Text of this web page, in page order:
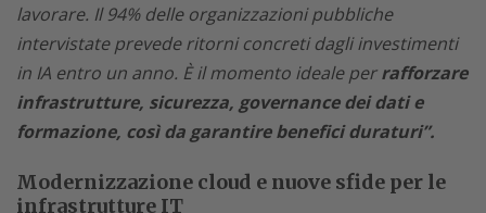
lavorare. Il 94% delle organizzazioni pubbliche
intervistate prevede ritorni concreti dagli investimenti
in IA entro un anno. È il momento ideale perrafforzare
infrastrutture, sicurezza, governance dei dati e
formazione, così da garantire benefici duraturi”.
Modernizzazione cloud e nuove sfide per le
infrastrutture IT